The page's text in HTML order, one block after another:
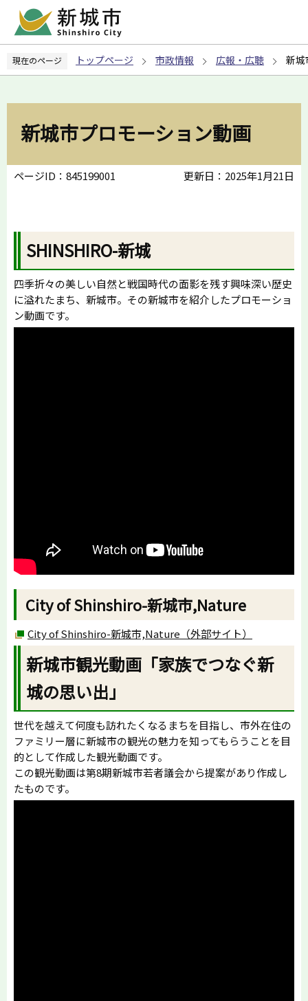
ペ
の
現在のページ トップページ 市政情報 広報・広聴 新城
新城市プロモーション動画
ページID：845199001 更新日：2025年1月21日
SHINSHIRO-新城
四季折々の美しい自然と戦国時代の面影を残す興味深い歴史
に溢れたまち、新城市。その新城市を紹介したプロモーショ
ン動画です。
City of Shinshiro-新城市,Nature
City of Shinshiro-新城市,Nature（外部サイト）
新城市観光動画「家族でつなぐ新
城の思い出」
世代を越えて何度も訪れたくなるまちを目指し、市外在住の
ファミリー層に新城市の観光の魅力を知ってもらうことを目
的として作成した観光動画です。
この観光動画は第8期新城市若者議会から提案があり作成し
たものです。